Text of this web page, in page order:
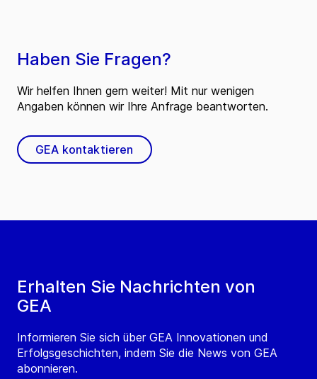
Erhalten Sie Nachrichten von
GEA
Informieren Sie sich über GEA Innovationen und
Erfolgsgeschichten, indem Sie die News von GEA
abonnieren.
Haben Sie Fragen?
Wir helfen Ihnen gern weiter! Mit nur wenigen
Angaben können wir Ihre Anfrage beantworten.
GEA kontaktieren